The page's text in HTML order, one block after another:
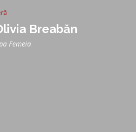
Breabăn
Femeia